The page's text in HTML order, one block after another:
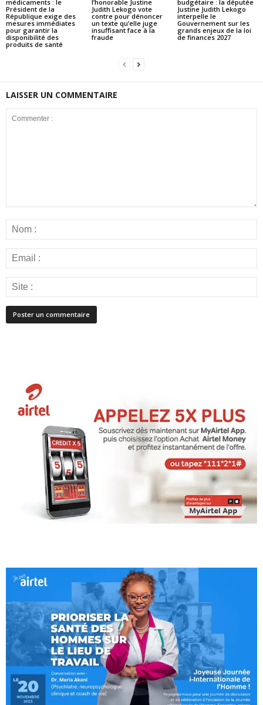
médicaments : le
Président de la
République exige des
mesures immédiates
pour garantir la
disponibilité des
produits de santé
l’honorable Justine
Judith Lekogo vote
contre pour dénoncer
un texte qu’elle juge
insuffisant face à la
fraude
budgétaire : la députée
Justine Judith Lekogo
interpelle le
Gouvernement sur les
grands enjeux de la loi
de finances 2027
LAISSER UN COMMENTAIRE